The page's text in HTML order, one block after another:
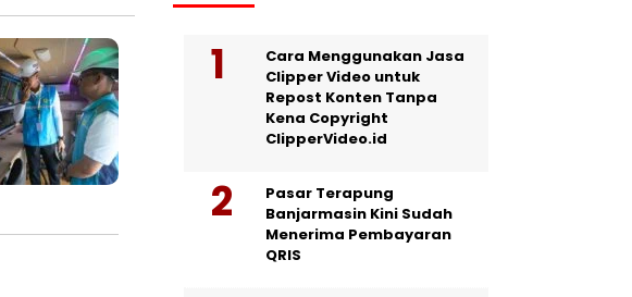
Cara Menggunakan Jasa
Clipper Video untuk
Repost Konten Tanpa
Kena Copyright
ClipperVideo.id
Pasar Terapung
Banjarmasin Kini Sudah
Menerima Pembayaran
QRIS